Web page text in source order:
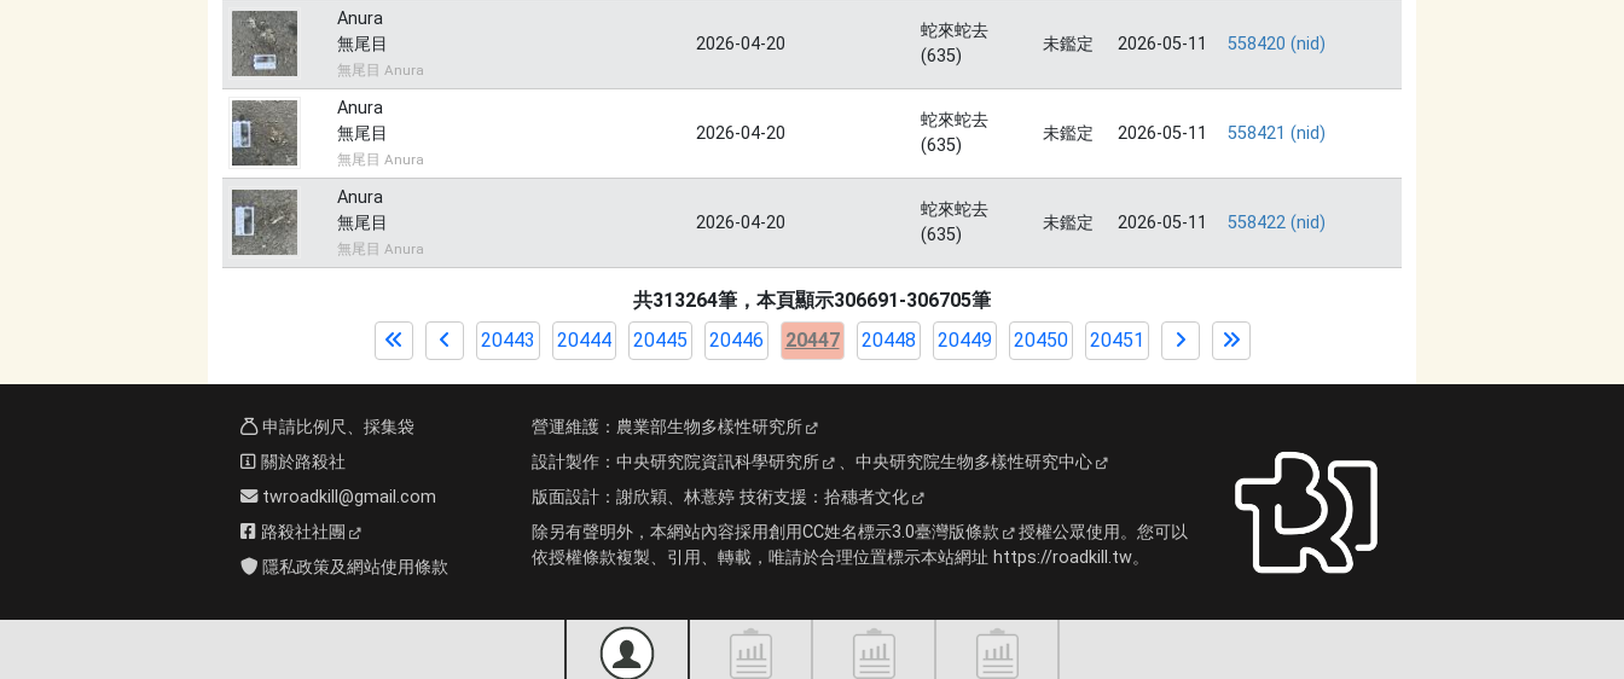
Anura
無尾目
無尾目 Anura
2026-04-20
蛇來蛇去
(635)
未鑑定 2026-05-11 558420 (nid)
Anura
無尾目
無尾目 Anura
2026-04-20
蛇來蛇去
(635)
未鑑定 2026-05-11 558421 (nid)
Anura
無尾目
無尾目 Anura
2026-04-20
蛇來蛇去
(635)
未鑑定 2026-05-11 558422 (nid)
共313264筆，本頁顯示306691-306705筆
20443
20444 20445 20446 20447 20448 20449 20450 20451
申請比例尺、採集袋
關於路殺社
twroadkill@gmail.com
路殺社社團
隱私政策及網站使用條款
營運維護： 農業部生物多樣性研究所
設計製作： 中央研究院資訊科學研究所 、 中央研究院生物多樣性研究中心
版面設計： 謝欣穎、林薏婷 技術支援： 拾穗者文化
除另有聲明外，本網站內容採用創用CC姓名標示3.0臺灣版條款
授權公眾使用。您可以
依授權條款複製、引用、轉載，唯請於合理位置標示本站網址 https://roadkill.tw。